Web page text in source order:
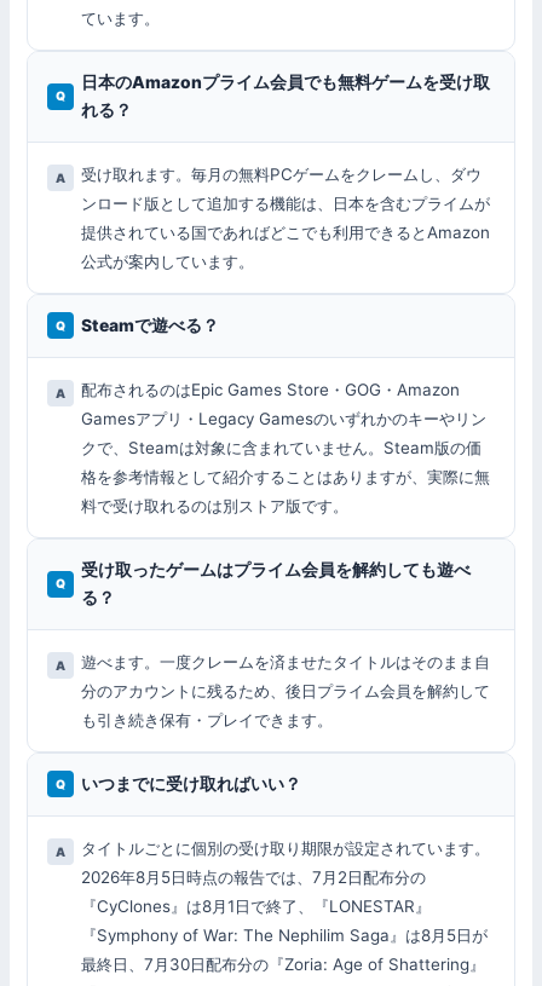
ています。
日本のAmazonプライム会員でも無料ゲームを受け取
れる？
受け取れます。毎月の無料PCゲームをクレームし、ダウ
ンロード版として追加する機能は、日本を含むプライムが
提供されている国であればどこでも利用できるとAmazon
公式が案内しています。
Steamで遊べる？
配布されるのはEpic Games Store・GOG・Amazon
Gamesアプリ・Legacy Gamesのいずれかのキーやリン
クで、Steamは対象に含まれていません。Steam版の価
格を参考情報として紹介することはありますが、実際に無
料で受け取れるのは別ストア版です。
受け取ったゲームはプライム会員を解約しても遊べ
る？
遊べます。一度クレームを済ませたタイトルはそのまま自
分のアカウントに残るため、後日プライム会員を解約して
も引き続き保有・プレイできます。
いつまでに受け取ればいい？
タイトルごとに個別の受け取り期限が設定されています。
2026年8月5日時点の報告では、7月2日配布分の
『CyClones』は8月1日で終了、『LONESTAR』
『Symphony of War: The Nephilim Saga』は8月5日が
最終日、7月30日配布分の『Zoria: Age of Shattering』